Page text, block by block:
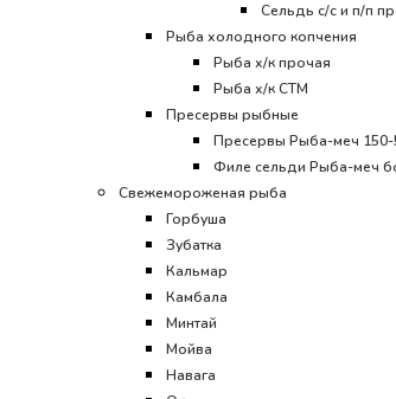
Сельдь с/с и п/п
Рыба холодного копчения
Рыба х/к прочая
Рыба х/к СТМ
Пресервы рыбные
Пресервы Рыба-меч 150-
Филе сельди Рыба-меч
Свежемороженая рыба
Горбуша
Зубатка
Кальмар
Камбала
Минтай
Мойва
Навага